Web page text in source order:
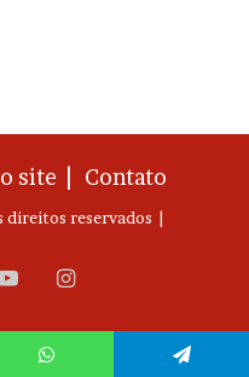
site | Contato
direitos reservados |
YouTubeInstagram